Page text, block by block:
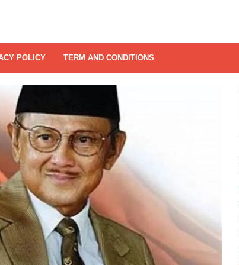
POLICY TERM AND CONDITIONS